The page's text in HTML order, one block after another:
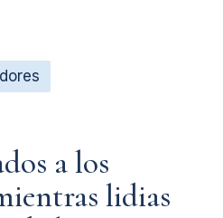
a los
lidias